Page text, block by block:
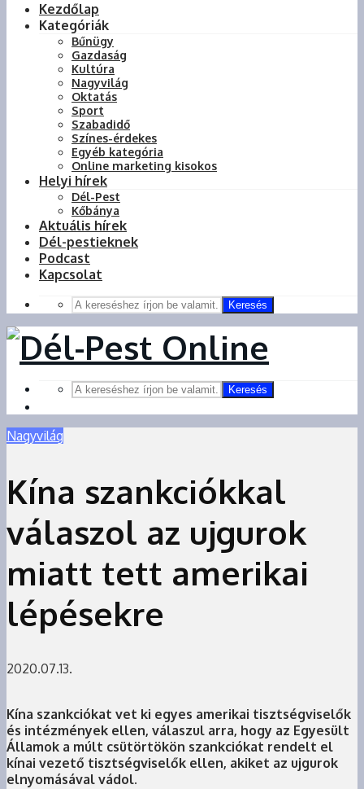
Kezdőlap
Kategóriák
Bűnügy
Gazdaság
Kultúra
Nagyvilág
Oktatás
Sport
Szabadidő
Színes-érdekes
Egyéb kategória
Online marketing kisokos
Helyi hírek
Dél-Pest
Kőbánya
Aktuális hírek
Dél-pestieknek
Podcast
Kapcsolat
Keresés
Keresés
Nagyvilág
Kína szankciókkal
válaszol az ujgurok
miatt tett amerikai
lépésekre
2020.07.13.
Kína szankciókat vet ki egyes amerikai tisztségviselők
és intézmények ellen, válaszul arra, hogy az Egyesült
Államok a múlt csütörtökön szankciókat rendelt el
kínai vezető tisztségviselők ellen, akiket az ujgurok
elnyomásával vádol.